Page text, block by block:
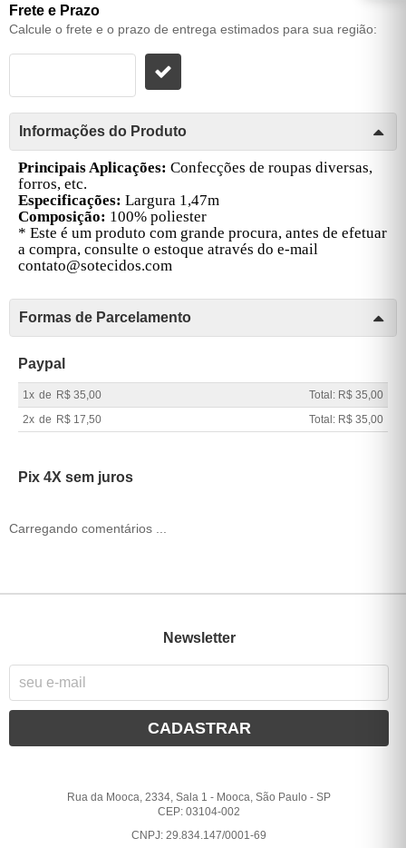
Frete e Prazo
Calcule o frete e o prazo de entrega estimados para sua região:
Informações do Produto
Principais Aplicações: Confecções de roupas diversas,
forros, etc.
Especificações: Largura 1,47m
Composição: 100% poliester
* Este é um produto com grande procura, antes de efetuar
a compra, consulte o estoque através do e-mail
contato@sotecidos.com
Formas de Parcelamento
Paypal
1x de R$ 35,00
Total: R$ 35,00
2x de R$ 17,50 Total: R$ 35,00
Pix 4X sem juros
Carregando comentários ...
Newsletter
CADASTRAR
Rua da Mooca, 2334, Sala 1 - Mooca, São Paulo -SP
CEP: 03104-002
CNPJ: 29.834.147/0001-69